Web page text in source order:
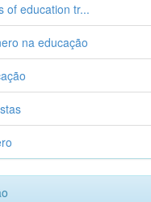
of education tr...
na educação